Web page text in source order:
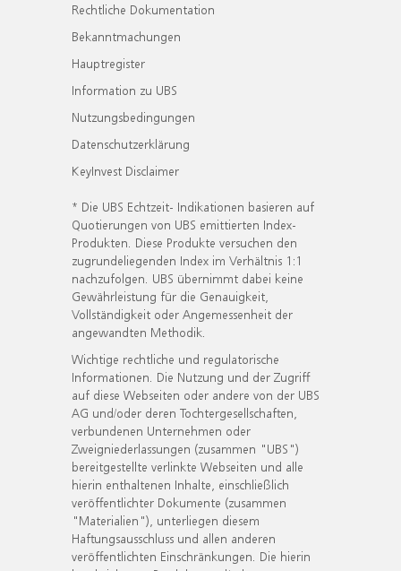
Rechtliche Dokumentation
Bekanntmachungen
Hauptregister
Information zu UBS
Nutzungsbedingungen
Datenschutzerklärung
KeyInvest Disclaimer
* Die UBS Echtzeit- Indikationen basieren auf
Quotierungen von UBS emittierten Index-
Produkten. Diese Produkte versuchen den
zugrundeliegenden Index im Verhältnis 1:1
nachzufolgen. UBS übernimmt dabei keine
Gewährleistung für die Genauigkeit,
Vollständigkeit oder Angemessenheit der
angewandten Methodik.
Wichtige rechtliche und regulatorische
Informationen. Die Nutzung und der Zugriff
auf diese Webseiten oder andere von der UBS
AG und/oder deren Tochtergesellschaften,
verbundenen Unternehmen oder
Zweigniederlassungen (zusammen "UBS")
bereitgestellte verlinkte Webseiten und alle
hierin enthaltenen Inhalte, einschließlich
veröffentlichter Dokumente (zusammen
"Materialien"), unterliegen diesem
Haftungsausschluss und allen anderen
veröffentlichten Einschränkungen. Die hierin